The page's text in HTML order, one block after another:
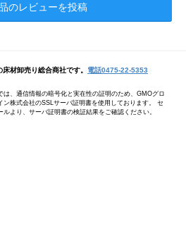
のレビューを投稿
材卸売り総合商社です。 電話0475-22-5353
は、通信情報の暗号化と実在性の証明のため、GMOグロ
ン株式会社のSSLサーバ証明書を使用しております。 セ
ルより、サーバ証明書の検証結果をご確認ください。